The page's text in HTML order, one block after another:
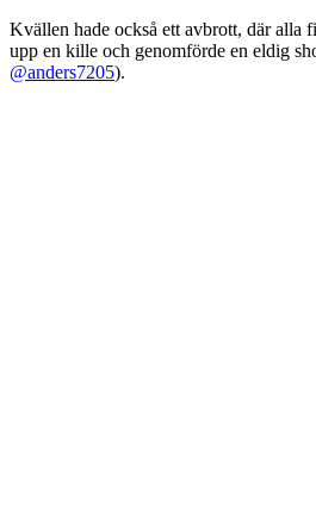
Kvällen hade också ett avbrott, där alla
upp en kille och genomförde en eldig
@anders7205).